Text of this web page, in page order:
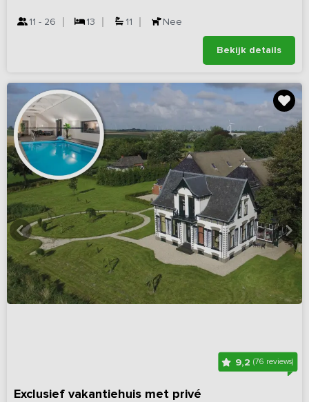
11 - 26 13 11 Nee
Bekijk details
9,2 (76 reviews)
Exclusief vakantiehuis met privé